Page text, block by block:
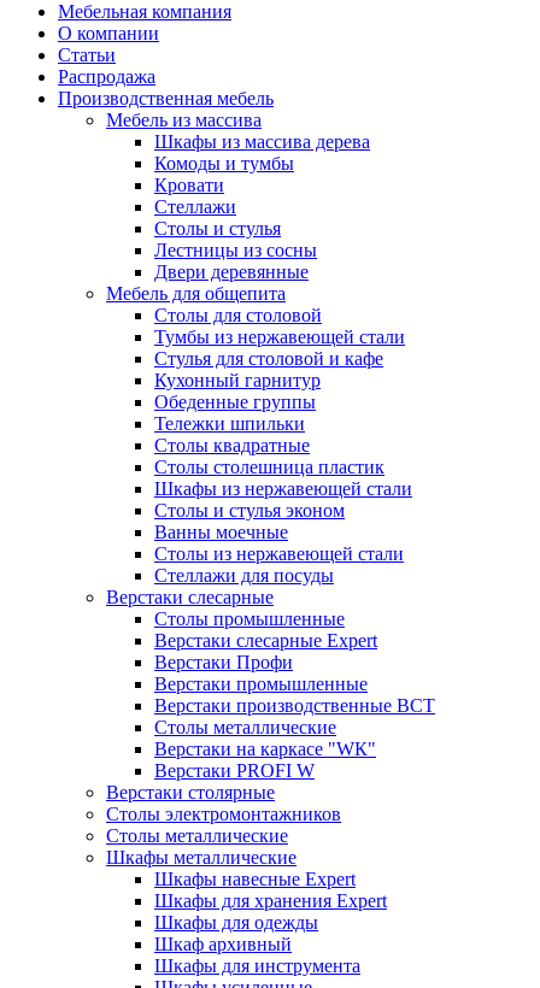
Мебельная компания
О компании
Статьи
Распродажа
Производственная мебель
Мебель из массива
Шкафы из массива дерева
Комоды и тумбы
Кровати
Стеллажи
Столы и стулья
Лестницы из сосны
Двери деревянные
Мебель для общепита
Столы для столовой
Тумбы из нержавеющей стали
Стулья для столовой и кафе
Кухонный гарнитур
Обеденные группы
Тележки шпильки
Столы квадратные
Столы столешница пластик
Шкафы из нержавеющей стали
Столы и стулья эконом
Ванны моечные
Столы из нержавеющей стали
Стеллажи для посуды
Верстаки слесарные
Столы промышленные
Верстаки слесарные Expert
Верстаки Профи
Верстаки промышленные
Верстаки производственные ВСТ
Столы металлические
Верстаки на каркасе "WК"
Верстаки PROFI W
Верстаки столярные
Столы электромонтажников
Столы металлические
Шкафы металлические
Шкафы навесные Expert
Шкафы для хранения Expert
Шкафы для одежды
Шкаф архивный
Шкафы для инструмента